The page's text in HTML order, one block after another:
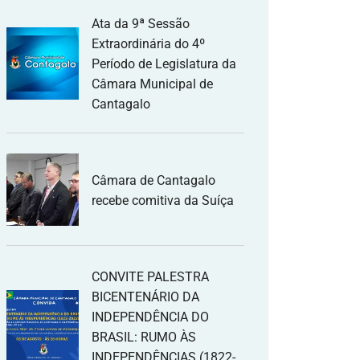
Ata da 9ª Sessão
Extraordinária do 4º
Período de Legislatura da
Câmara Municipal de
Cantagalo
Câmara de Cantagalo
recebe comitiva da Suíça
CONVITE PALESTRA
BICENTENÁRIO DA
INDEPENDÊNCIA DO
BRASIL: RUMO ÀS